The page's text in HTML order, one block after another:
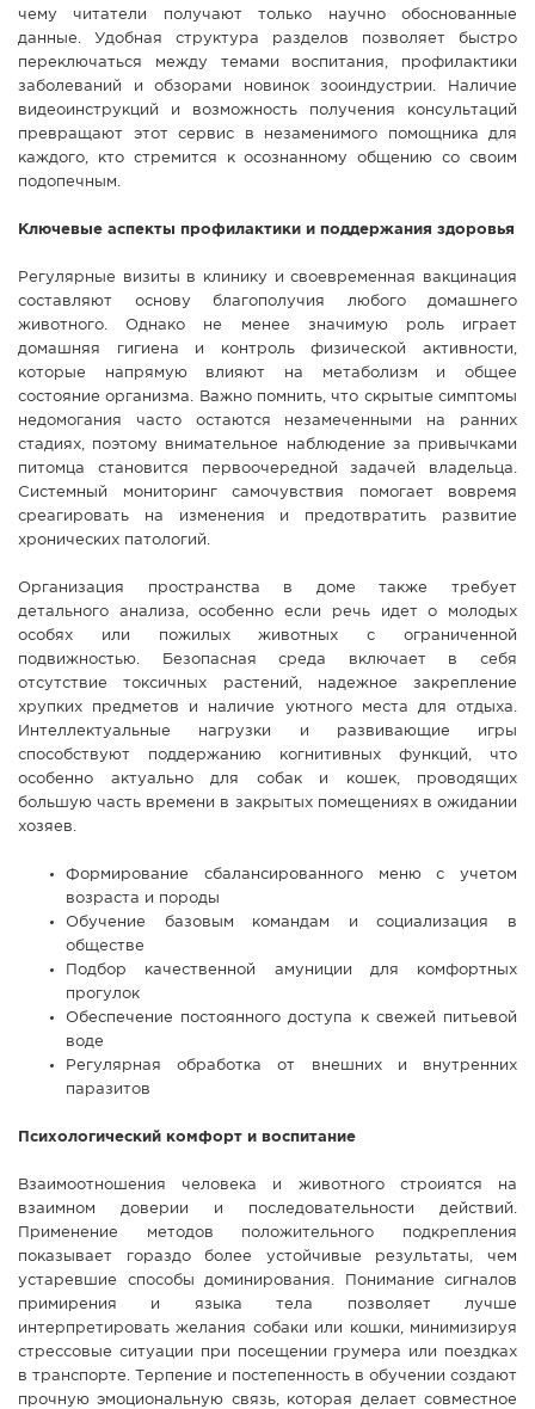
чему читатели получают только научно обоснованные
данные. Удобная структура разделов позволяет быстро
переключаться между темами воспитания, профилактики
заболеваний и обзорами новинок зооиндустрии. Наличие
видеоинструкций и возможность получения консультаций
превращают этот сервис в незаменимого помощника для
каждого, кто стремится к осознанному общению со своим
подопечным.
Ключевые аспекты профилактики и поддержания здоровья
Регулярные визиты в клинику и своевременная вакцинация
составляют основу благополучия любого домашнего
животного. Однако не менее значимую роль играет
домашняя гигиена и контроль физической активности,
которые напрямую влияют на метаболизм и общее
состояние организма. Важно помнить, что скрытые симптомы
недомогания часто остаются незамеченными на ранних
стадиях, поэтому внимательное наблюдение за привычками
питомца становится первоочередной задачей владельца.
Системный мониторинг самочувствия помогает вовремя
среагировать на изменения и предотвратить развитие
хронических патологий.
Организация пространства в доме также требует
детального анализа, особенно если речь идет о молодых
особях или пожилых животных с ограниченной
подвижностью. Безопасная среда включает в себя
отсутствие токсичных растений, надежное закрепление
хрупких предметов и наличие уютного места для отдыха.
Интеллектуальные нагрузки и развивающие игры
способствуют поддержанию когнитивных функций, что
особенно актуально для собак и кошек, проводящих
большую часть времени в закрытых помещениях в ожидании
хозяев.
Формирование сбалансированного меню с учетом
возраста и породы
Обучение базовым командам и социализация в
обществе
Подбор качественной амуниции для комфортных
прогулок
Обеспечение постоянного доступа к свежей питьевой
воде
Регулярная обработка от внешних и внутренних
паразитов
Психологический комфорт и воспитание
Взаимоотношения человека и животного строиятся на
взаимном доверии и последовательности действий.
Применение методов положительного подкрепления
показывает гораздо более устойчивые результаты, чем
устаревшие способы доминирования. Понимание сигналов
примирения и языка тела позволяет лучше
интерпретировать желания собаки или кошки, минимизируя
стрессовые ситуации при посещении грумера или поездках
в транспорте. Терпение и постепенность в обучении создают
прочную эмоциональную связь, которая делает совместное